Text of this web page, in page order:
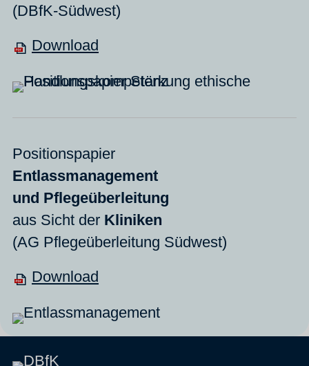
(DBfK-Südwest)
Download
Positionspapier
Entlassmanagement
und Pflegeüberleitung
aus Sicht der Kliniken
(AG Pflegeüberleitung Südwest)
Download